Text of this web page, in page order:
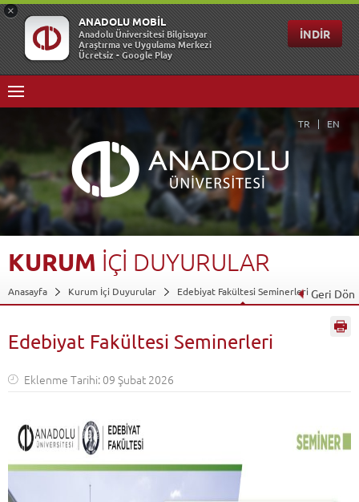
TR EN
KURUM İÇİ DUYURULAR
Anasayfa Kurum İçi Duyurular Edebiyat Fakültesi Seminerleri Geri Dön
Edebiyat Fakültesi Seminerleri
Eklenme Tarihi: 09 Şubat 2026